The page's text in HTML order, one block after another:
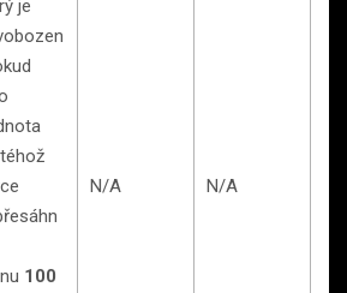
je
100
N/A N/A